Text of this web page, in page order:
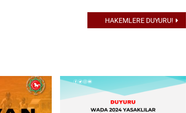
HAKEMLERE DUYURU!